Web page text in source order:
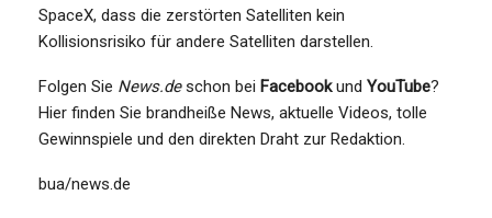
SpaceX, dass die zerstörten Satelliten kein
Kollisionsrisiko für andere Satelliten darstellen.
Folgen Sie News.deschon bei Facebookund YouTube?
Hier finden Sie brandheiße News, aktuelle Videos, tolle
Gewinnspiele und den direkten Draht zur Redaktion.
bua/news.de